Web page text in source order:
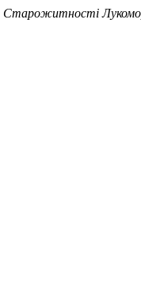
Старожитності